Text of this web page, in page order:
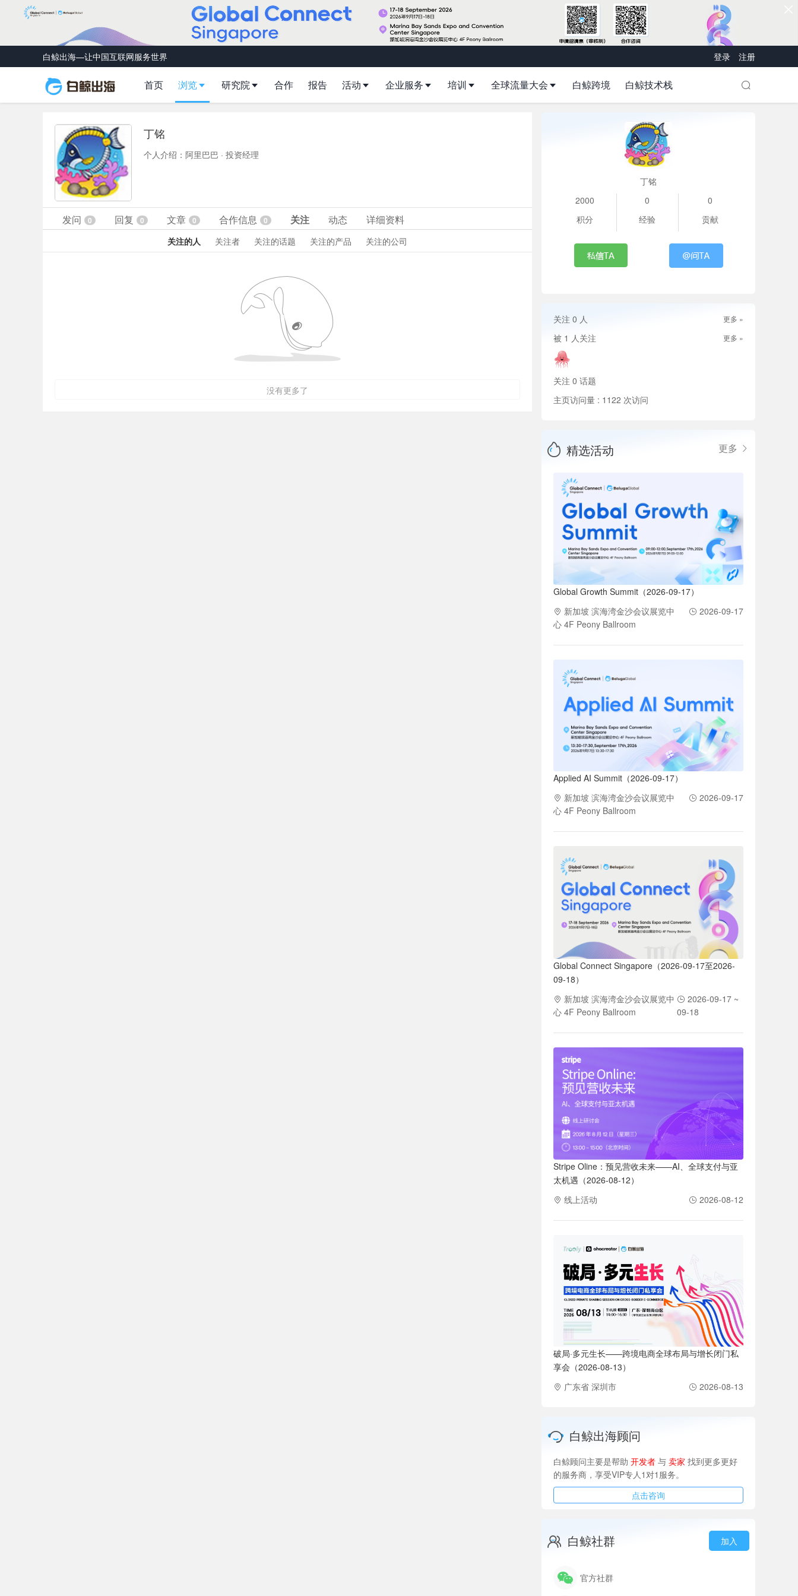
白鲸出海—让中国互联网服务世界 登录 注册
首页 浏览 研究院 合作 报告 活动 企业服务 培训 全球流量大会 白鲸跨境 白鲸技术栈
丁铭
个人介绍：阿里巴巴 · 投资经理
发问 0 回复 0 文章 0 合作信息 0 关注 动态 详细资料
关注的人 关注者 关注的话题 关注的产品 关注的公司
没有更多了
丁铭
2000
积分
0
经验
0
贡献
更多 »
关注 0 人
更多 »
被 1 人关注
关注 0 话题
主页访问量 : 1122 次访问
精选活动 更多
Global Growth Summit（2026-09-17）
新加坡 滨海湾金沙会议展览中
心 4F Peony Ballroom
2026-09-17
Applied AI Summit（2026-09-17）
新加坡 滨海湾金沙会议展览中
心 4F Peony Ballroom
2026-09-17
Global Connect Singapore（2026-09-17至2026-
09-18）
新加坡 滨海湾金沙会议展览中
心 4F Peony Ballroom
2026-09-17 ~
09-18
Stripe Oline：预见营收未来——AI、全球支付与亚
太机遇（2026-08-12）
线上活动
2026-08-12
破局·多元生长——跨境电商全球布局与增长闭门私
享会（2026-08-13）
广东省 深圳市
2026-08-13
白鲸出海顾问
白鲸顾问主要是帮助 开发者 与 卖家 找到更多更好
的服务商，享受VIP专人1对1服务。
点击咨询
白鲸社群 加入
官方社群